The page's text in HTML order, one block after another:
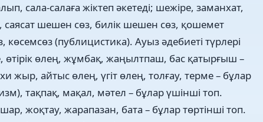
сала-салаға жіктеп әкетеді; шежіре, заманхат,
саясат шешен сөз, билік шешен сөз, қошемет
(публицистика). Ауыз әдебиеті түрлері
өтірік өлең, жұмбақ, жаңылтпаш, бас қатырғыш –
жыр, айтыс өлең, үгіт өлең, толғау, терме – бұлар
тақпақ, мақал, мәтел – бұлар үшінші топ.
жоқтау, жарапазан, бата – бұлар төртінші топ.